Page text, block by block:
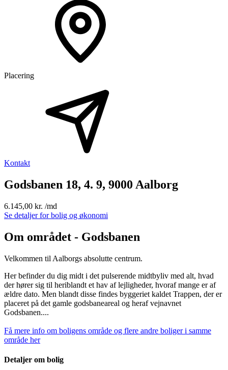
Placering
Kontakt
Godsbanen 18, 4. 9, 9000 Aalborg
6.145,00 kr. /md
Se detaljer for bolig og økonomi
Om området - Godsbanen
Velkommen til Aalborgs absolutte centrum.
Her befinder du dig midt i det pulserende midtbyliv med alt, hvad
der hører sig til heriblandt et hav af lejligheder, hvoraf mange er af
ældre dato. Men blandt disse findes byggeriet kaldet Trappen, der er
placeret på det gamle godsbaneareal og heraf vejnavnet
Godsbanen....
Få mere info om boligens område og flere andre boliger i samme
område her
Detaljer om bolig